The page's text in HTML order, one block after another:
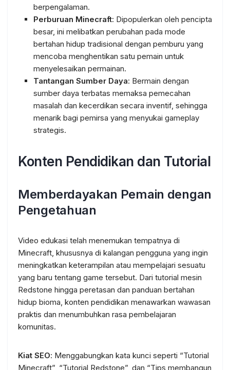
berpengalaman.
Perburuan Minecraft: Dipopulerkan oleh pencipta
besar, ini melibatkan perubahan pada mode
bertahan hidup tradisional dengan pemburu yang
mencoba menghentikan satu pemain untuk
menyelesaikan permainan.
Tantangan Sumber Daya: Bermain dengan
sumber daya terbatas memaksa pemecahan
masalah dan kecerdikan secara inventif, sehingga
menarik bagi pemirsa yang menyukai gameplay
strategis.
Konten Pendidikan dan Tutorial
Memberdayakan Pemain dengan
Pengetahuan
Video edukasi telah menemukan tempatnya di
Minecraft, khususnya di kalangan pengguna yang ingin
meningkatkan keterampilan atau mempelajari sesuatu
yang baru tentang game tersebut. Dari tutorial mesin
Redstone hingga peretasan dan panduan bertahan
hidup bioma, konten pendidikan menawarkan wawasan
praktis dan menumbuhkan rasa pembelajaran
komunitas.
Kiat SEO: Menggabungkan kata kunci seperti “Tutorial
Minecraft”, “Tutorial Redstone”, dan “Tips membangun